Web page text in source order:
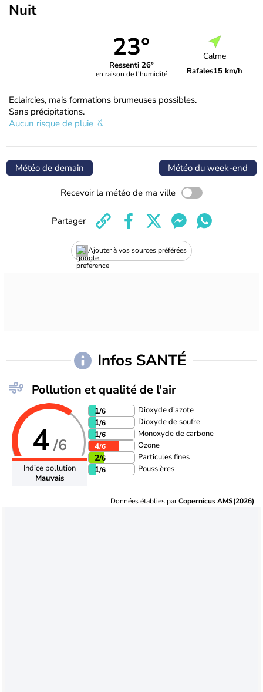
Nuit
23°
Ressenti 26°
en raison de l'humidité
Calme
Rafales15 km/h
Eclaircies, mais formations brumeuses possibles.
Sans précipitations.
Aucun risque de pluie
Météo de demain Météo du week-end
Recevoir la météo de ma ville
Ajouter à vos sources préférées
Partager
Infos SANTÉ
Pollution et qualité de l'air
4/6
Indice pollution
Mauvais
1/6 Dioxyde d'azote
1/6 Dioxyde de soufre
1/6 Monoxyde de carbone
4/6 Ozone
2/6 Particules fines
1/6 Poussières
Données établies parCopernicus AMS(2026)